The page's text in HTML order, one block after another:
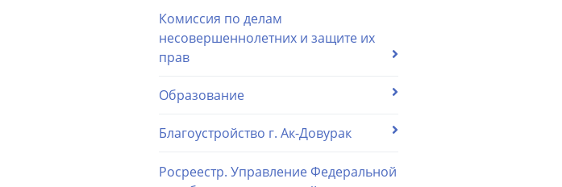
Комиссия по делам
несовершеннолетних и защите их
прав
Образование
Благоустройство г. Ак-Довурак
Росреестр. Управление Федеральной